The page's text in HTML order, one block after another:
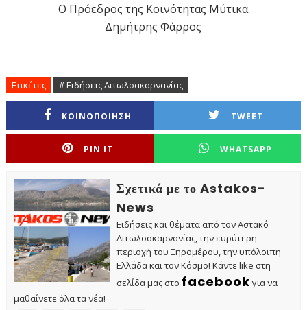
Ο Πρόεδρος της Κοινότητας Μύτικα
Δημήτρης Φάρρος
Ετικέτες # Ειδήσεις Αιτωλοακαρνανίας
ΚΟΙΝΟΠΟΙΗΣΗ TWEET
PIN IT WHATSAPP
Σχετικά με το Astakos-
News
Ειδήσεις και θέματα από τον Αστακό
Αιτωλοακαρνανίας, την ευρύτερη
περιοχή του Ξηρομέρου, την υπόλοιπη
Ελλάδα και τον Κόσμο! Κάντε like στη
σελίδα μας στο facebook για να
μαθαίνετε όλα τα νέα!